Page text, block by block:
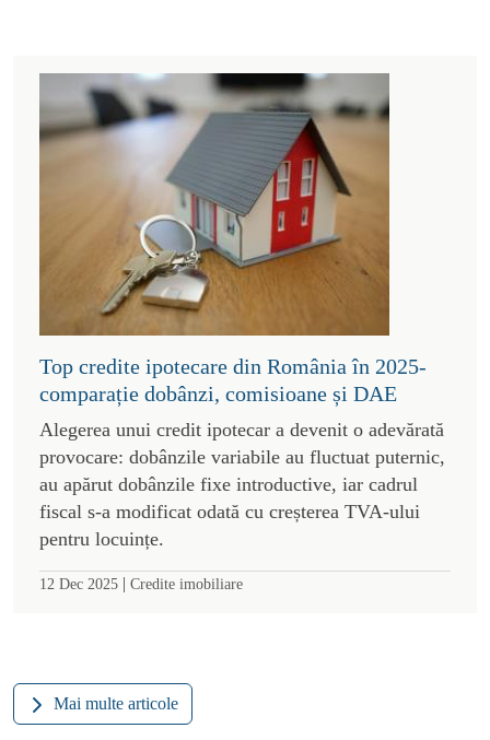
Top credite ipotecare din România în 2025-
comparație dobânzi, comisioane și DAE
Alegerea unui credit ipotecar a devenit o adevărată
provocare: dobânzile variabile au fluctuat puternic,
au apărut dobânzile fixe introductive, iar cadrul
fiscal s-a modificat odată cu creșterea TVA-ului
pentru locuințe.
12 Dec 2025 | Credite imobiliare
Mai multe articole